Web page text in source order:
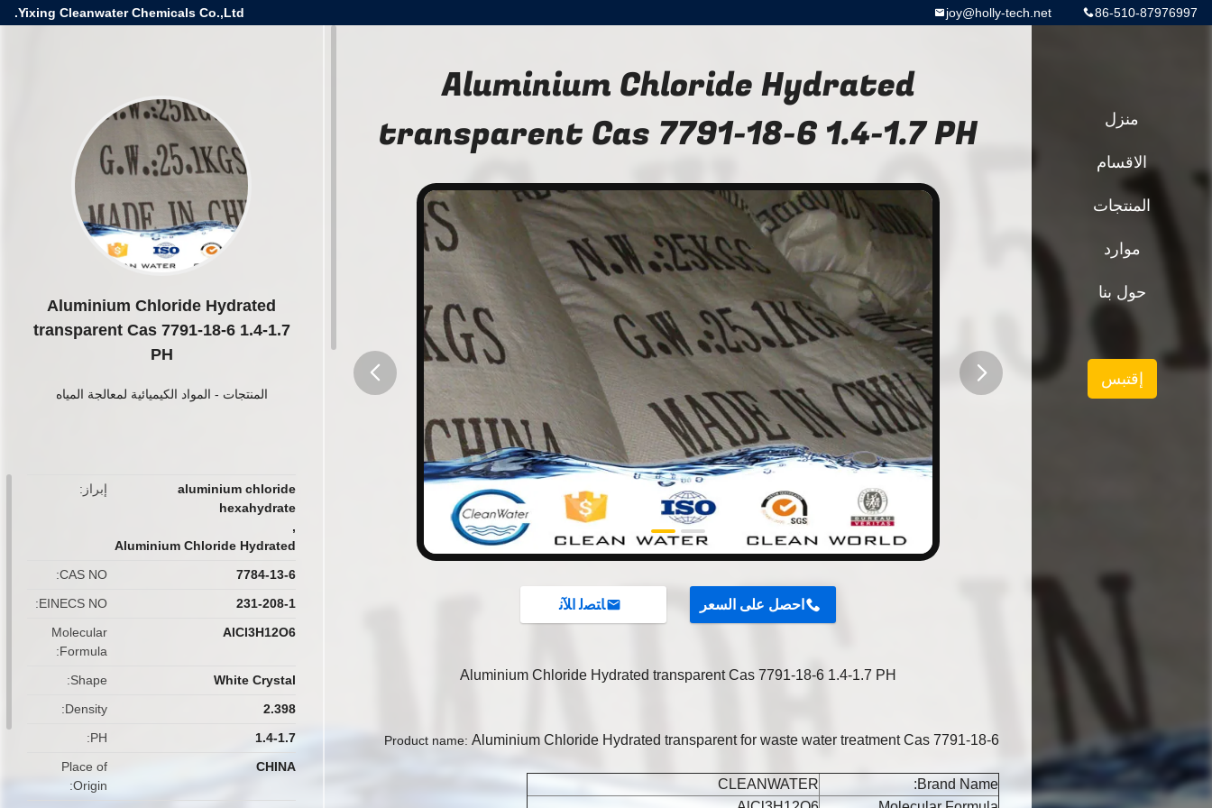
Yixing Cleanwater Chemicals Co.,Ltd. 86-510-87976997
joy@holly-tech.net
Aluminium Chloride Hydrated
transparent Cas 7791-18-6 1.4-1.7
PH
المنتجات - المواد الكيميائية لمعالجة المياه
إبراز
aluminium chloride
hexahydrate
,
Aluminium Chloride Hydrated
CAS NO
7784-13-6
EINECS NO
231-208-1
Molecular
Formula
AlCl3H12O6
Shape
White Crystal
Density
2.398
PH
1.4-1.7
Place of
Origin
CHINA
Aluminium Chloride Hydrated
transparent Cas 7791-18-6 1.4-1.7 PH
احصل على السعر ﺎﺘﺼﻟ ﺍﻶﻧ
Aluminium Chloride Hydrated transparent Cas 7791-18-6 1.4-1.7 PH
Product name: Aluminium Chloride Hydrated transparent for waste water treatment Cas 7791-18-6
Brand Name:
CLEANWATER
منزل
الاقسام
المنتجات
موارد
حول بنا
إقتبس